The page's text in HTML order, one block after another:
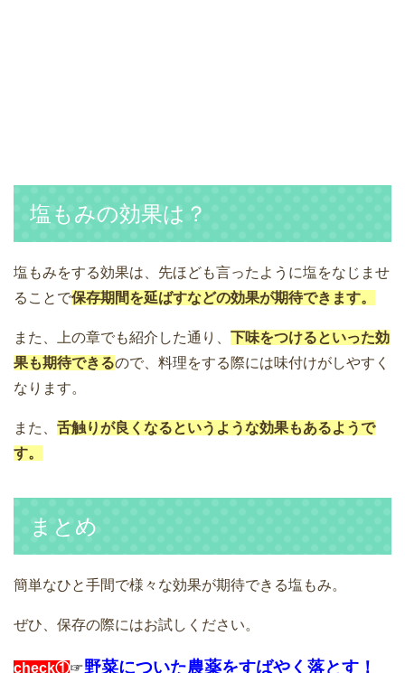
塩もみの効果は？
塩もみをする効果は、先ほども言ったように塩をなじませ
ることで保存期間を延ばすなどの効果が期待できます。
また、上の章でも紹介した通り、 下味をつけるといった効
果も期待できるので、料理をする際には味付けがしやすく
なります。
また、 舌触りが良くなるというような効果もあるようで
す。
まとめ
簡単なひと手間で様々な効果が期待できる塩もみ。
ぜひ、保存の際にはお試しください。
check①☞野菜についた農薬をすばやく落とす！